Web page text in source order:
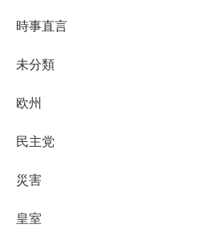
時事直言
未分類
欧州
民主党
災害
皇室